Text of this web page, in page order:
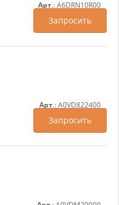
Арт.: A6DRN10R00
Запросить
Арт.: A0VD822400
Запросить